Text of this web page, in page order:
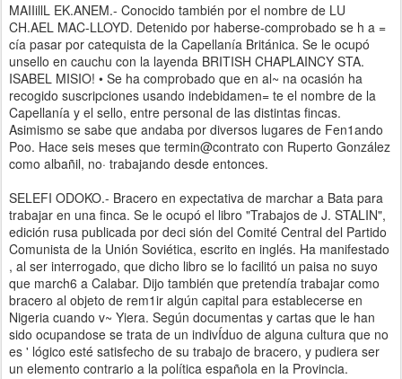
MAIIillL EK.ANEM.- Conocido también por el nombre de LU
CH.AEL MAC-LLOYD. Detenido por haberse-comprobado se h a =
cía pasar por catequista de la Capellanía Británica. Se le ocupó
unsello en cauchu con la layenda BRITISH CHAPLAINCY STA.
ISABEL MISIO! • Se ha comprobado que en al~ na ocasión ha
recogido suscripciones usando indebidamen= te el nombre de la
Capellanía y el sello, entre personal de las distintas fincas.
Asimismo se sabe que andaba por diversos lugares de Fen1ando
Poo. Hace seis meses que termin@contrato con Ruperto González
como albañil, no· trabajando desde entonces.
SELEFI ODOKO.- Bracero en expectativa de marchar a Bata para
trabajar en una finca. Se le ocupó el libro "Trabajos de J. STALIN",
edición rusa publicada por deci sión del Comité Central del Partido
Comunista de la Unión Soviética, escrito en inglés. Ha manifestado
, al ser interrogado, que dicho libro se lo facilitó un paisa no suyo
que march6 a Calabar. Dijo también que pretendía trabajar como
bracero al objeto de rem1ir algún capital para establecerse en
Nigeria cuando v~ Yiera. Según documentas y cartas que le han
sido ocupandose se trata de un indivÍduo de alguna cultura que no
es ' lógico esté satisfecho de su trabajo de bracero, y pudiera ser
un elemento contrario a la política española en la Provincia.